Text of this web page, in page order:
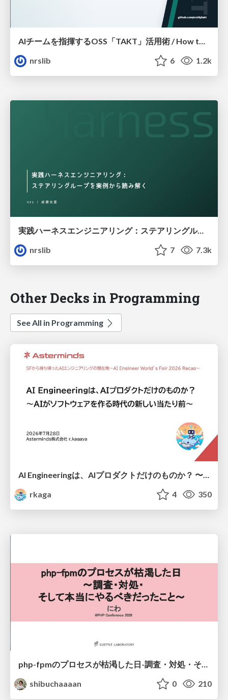
AIチームを指揮するOSS「TAKT」活用術 / How to Use “TAKT,” an OSS Tool for Orchestrating AI Teams
nrslib
6 1.2k
実践ハーネスエンジニアリング：ステアリングループを実例から読み解く / Practical Harness Engineering: Understanding Steering Loops Through Real-World Examples
nrslib
7 7.3k
Other Decks in Programming
See All in Programming
rkaga
4 350
php-fpmのプロセスが枯渇した日-調査・対処・そして本当にやるべきだったこと-
shibuchaaaan
0 210